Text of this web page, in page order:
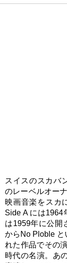
スイスのスカバ
のレーベルオー
映画音楽をスカ
Side A には1964
は1959年に公開
からNo Ploble と
れた作品でその
時代の名演。あ